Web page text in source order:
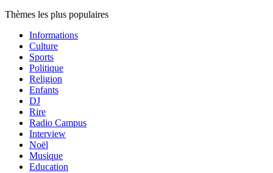
Thèmes les plus populaires
Informations
Culture
Sports
Politique
Religion
Enfants
DJ
Rire
Radio Campus
Interview
Noël
Musique
Education